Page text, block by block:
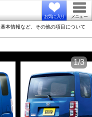
お気に入り メニュー
本情報など、その他の項目について
1/3